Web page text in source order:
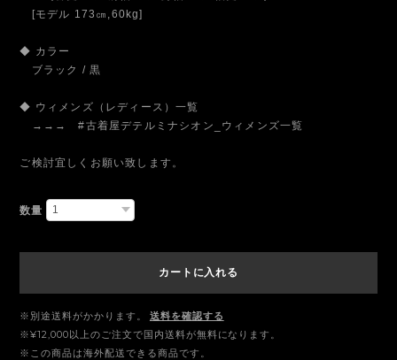
[モデル 173㎝,60kg]
◆ カラー
ブラック / 黒
◆ ウィメンズ（レディース）一覧
→→→ #古着屋デテルミナシオン_ウィメンズ一覧
ご検討宜しくお願い致します。
数量
カートに入れる
※別途送料がかかります。
送料を確認する
※¥12,000以上のご注文で国内送料が無料になります。
※この商品は海外配送できる商品です。